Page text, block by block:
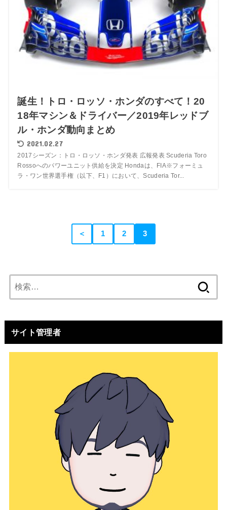
誕生！トロ・ロッソ・ホンダのすべて！20
18年マシン＆ドライバー／2019年レッドブ
ル・ホンダ動向まとめ
2021.02.27
2017シーズン：トロ・ロッソ・ホンダ発表 広報発表 Scuderia Toro
Rossoへのパワーユニット供給を決定 Hondaは、FIA※フォーミュ
ラ・ワン世界選手権（以下、F1）において、Scuderia Tor...
＜ 1 2 3
索:
サイト管理者